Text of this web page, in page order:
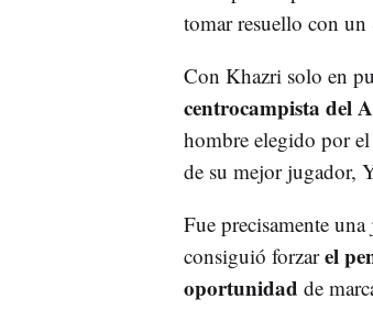
tomar resuello con
Con Khazri solo en
centrocampista del
hombre elegido por
de su mejor jugador,
Fue precisamente
consiguió forzarel
oportunidad de